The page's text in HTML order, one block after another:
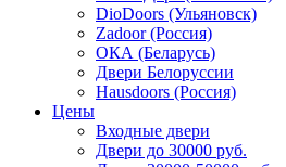
DioDoors (Ульяновск)
Zadoor (Россия)
ОКА (Беларусь)
Двери Белоруссии
Hausdoors (Россия)
Цены
Входные двери
Двери до 30000 руб.